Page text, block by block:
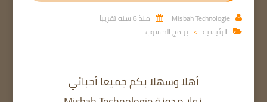

Misbah Technologie
 منذ 6 سنه تقريبا
 الرئيسية > برامج الحاسوب
أهلا وسهلا بكم جميعا أحبائي